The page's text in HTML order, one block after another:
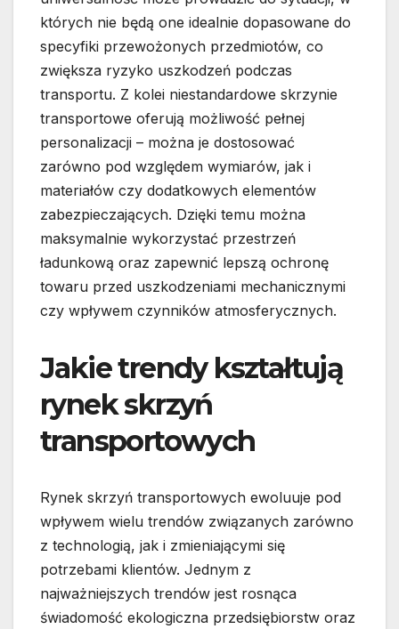
których nie będą one idealnie dopasowane do
specyfiki przewożonych przedmiotów, co
zwiększa ryzyko uszkodzeń podczas
transportu. Z kolei niestandardowe skrzynie
transportowe oferują możliwość pełnej
personalizacji – można je dostosować
zarówno pod względem wymiarów, jak i
materiałów czy dodatkowych elementów
zabezpieczających. Dzięki temu można
maksymalnie wykorzystać przestrzeń
ładunkową oraz zapewnić lepszą ochronę
towaru przed uszkodzeniami mechanicznymi
czy wpływem czynników atmosferycznych.
Jakie trendy kształtują
rynek skrzyń
transportowych
Rynek skrzyń transportowych ewoluuje pod
wpływem wielu trendów związanych zarówno
z technologią, jak i zmieniającymi się
potrzebami klientów. Jednym z
najważniejszych trendów jest rosnąca
świadomość ekologiczna przedsiębiorstw oraz